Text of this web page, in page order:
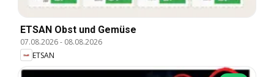
ETSAN Obst und Gemüse
07.08.2026- 08.08.2026
ETSAN